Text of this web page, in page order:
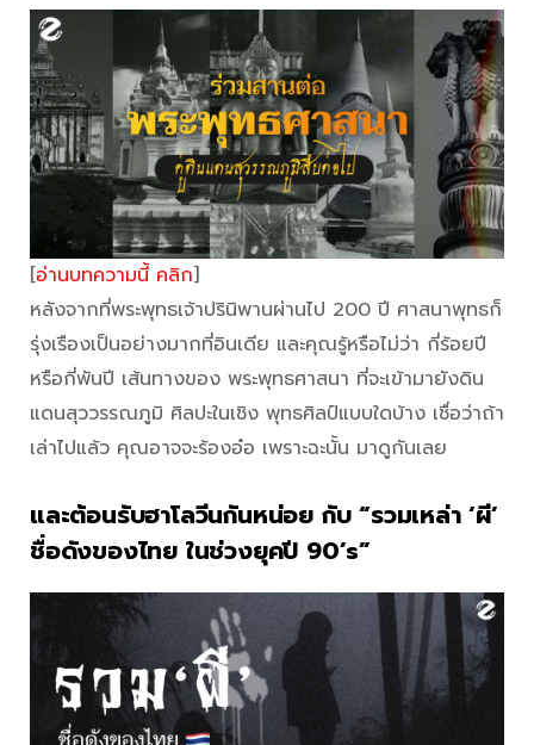
[อ่านบทความนี้ คลิก]
หลังจากที่พระพุทธเจ้าปรินิพานผ่านไป 200 ปี ศาสนาพุทธก็
รุ่งเรืองเป็นอย่างมากที่อินเดีย และคุณรู้หรือไม่ว่า กี่ร้อยปี
หรือกี่พันปี เส้นทางของ พระพุทธศาสนา ที่จะเข้ามายังดิน
แดนสุววรรณภูมิ ศิลปะในเชิง พุทธศิลป์แบบใดบ้าง เชื่อว่าถ้า
เล่าไปแล้ว คุณอาจจะร้องอ๋อ เพราะฉะนั้น มาดูกันเลย
และต้อนรับฮาโลวีนกันหน่อย กับ “รวมเหล่า ‘ผี’
ชื่อดังของไทย ในช่วงยุคปี 90’s”